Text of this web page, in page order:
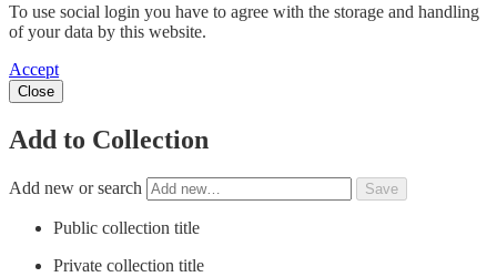
To use social login you have to agree with the storage and handling
of your data by this website.
Accept
Close
Add to Collection
Add new or search
Public collection title
Private collection title